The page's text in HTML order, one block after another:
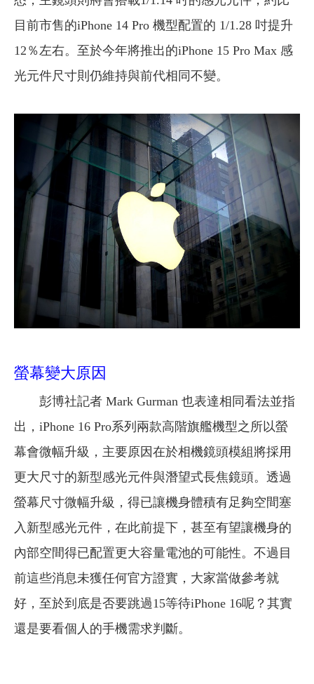
目前市售的iPhone 14 Pro 機型配置的 1/1.28 吋提升
12％左右。至於今年將推出的iPhone 15 Pro Max 感
光元件尺寸則仍維持與前代相同不變。
螢幕變大原因
彭博社記者 Mark Gurman 也表達相同看法並指
出，iPhone 16 Pro系列兩款高階旗艦機型之所以螢
幕會微幅升級，主要原因在於相機鏡頭模組將採用
更大尺寸的新型感光元件與潛望式長焦鏡頭。透過
螢幕尺寸微幅升級，得已讓機身體積有足夠空間塞
入新型感光元件，在此前提下，甚至有望讓機身的
內部空間得已配置更大容量電池的可能性。不過目
前這些消息未獲任何官方證實，大家當做參考就
好，至於到底是否要跳過15等待iPhone 16呢？其實
還是要看個人的手機需求判斷。